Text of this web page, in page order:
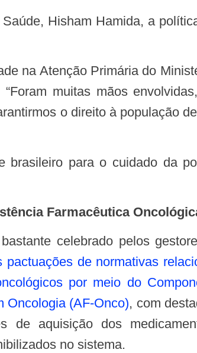
muitas mãos
o direito à população
Farmacêutica
bastante celebrado pelos
pactuações de normativas
por meio do
Oncologia (AF-Onco), com
de aquisição dos
no sistema.